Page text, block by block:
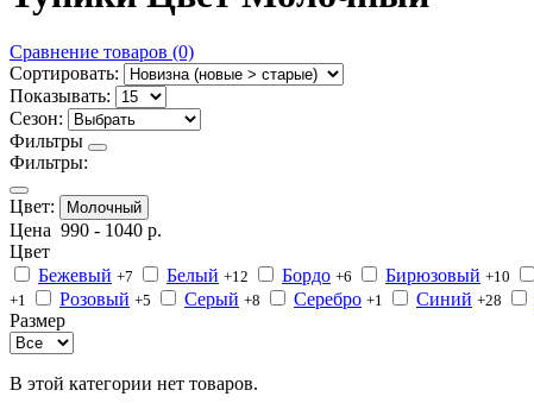
Сравнение товаров (0)
Сортировать:
Показывать:
Сезон:
Фильтры
Фильтры:
Цвет: Молочный
Цена 990 - 1040 р.
Цвет
Бежевый +7 Белый +12 Бордо +6 Бирюзовый +10
+1 Розовый +5 Серый +8 Серебро +1 Синий +28
Размер
В этой категории нет товаров.